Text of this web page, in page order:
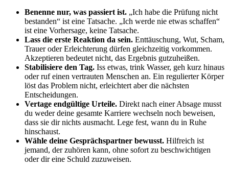
Benenne nur, was passiert ist. „Ich habe die Prüfung nicht
bestanden“ ist eine Tatsache. „Ich werde nie etwas schaffen“
ist eine Vorhersage, keine Tatsache.
Lass die erste Reaktion da sein. Enttäuschung, Wut, Scham,
Trauer oder Erleichterung dürfen gleichzeitig vorkommen.
Akzeptieren bedeutet nicht, das Ergebnis gutzuheißen.
Stabilisiere den Tag. Iss etwas, trink Wasser, geh kurz hinaus
oder ruf einen vertrauten Menschen an. Ein regulierter Körper
löst das Problem nicht, erleichtert aber die nächsten
Entscheidungen.
Vertage endgültige Urteile. Direkt nach einer Absage musst
du weder deine gesamte Karriere wechseln noch beweisen,
dass sie dir nichts ausmacht. Lege fest, wann du in Ruhe
hinschaust.
Wähle deine Gesprächspartner bewusst. Hilfreich ist
jemand, der zuhören kann, ohne sofort zu beschwichtigen
oder dir eine Schuld zuzuweisen.